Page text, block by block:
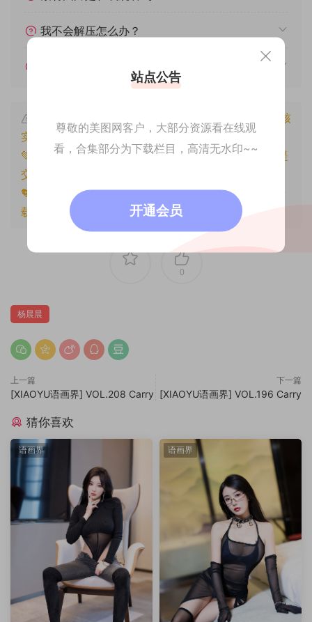
我不会解压怎么办？
本文资源仅供个人参考学习，请勿批量搬运，一经核
实将封禁账号权限！
💚本文资源均来源网友分享，若侵犯了您的权益可以提
交工单处理。
🧡原文链接：https://www.znjfg.com/1493.html
，转
载请注明出处。
0
杨晨晨
上一篇
[XIAOYU语画界] VOL.208 Carry
下一篇
[XIAOYU语画界] VOL.196 Carry
猜你喜欢
语画界 语画界
站点公告
尊敬的美图网客户，大部分资源看在线观
看，合集部分为下载栏目，高清无水印~~
开通会员